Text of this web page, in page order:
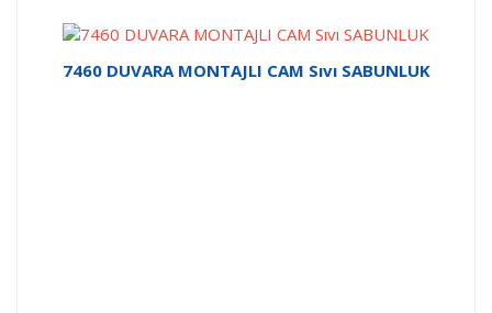
7460 DUVARA MONTAJLI CAM Sıvı SABUNLUK